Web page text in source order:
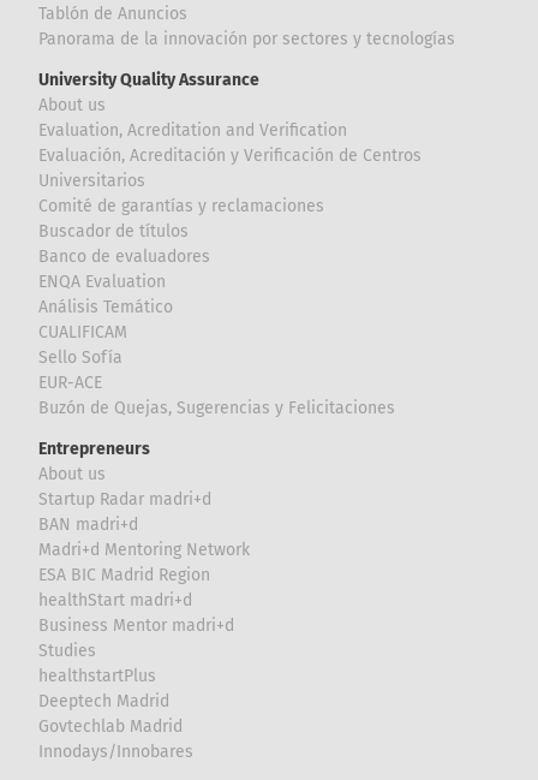
Tablón de Anuncios
Panorama de la innovación por sectores y tecnologías
University Quality Assurance
About us
Evaluation, Acreditation and Verification
Evaluación, Acreditación y Verificación de Centros
Universitarios
Comité de garantías y reclamaciones
Buscador de títulos
Banco de evaluadores
ENQA Evaluation
Análisis Temático
CUALIFICAM
Sello Sofía
EUR-ACE
Buzón de Quejas, Sugerencias y Felicitaciones
Entrepreneurs
About us
Startup Radar madri+d
BAN madri+d
Madri+d Mentoring Network
ESA BIC Madrid Region
healthStart madri+d
Business Mentor madri+d
Studies
healthstartPlus
Deeptech Madrid
Govtechlab Madrid
Innodays/Innobares